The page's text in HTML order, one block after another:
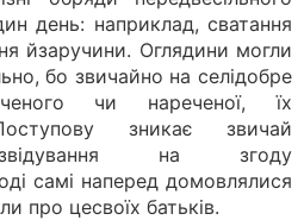
день: наприклад, сватання
йзаручини. Оглядини могли
бо звичайно на селідобре
чи нареченої, їх
зникає звичай
на згоду
самі наперед домовлялися
про цесвоїх батьків.